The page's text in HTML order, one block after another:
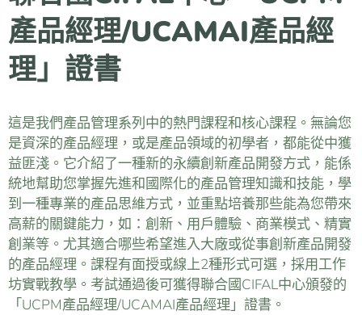
產品經理/UCAMAI產品經
理」證書
這是我們產品管理系列中的熱門課程和核心課程。無論您
是資深的產品經理，或是產品領域的初學者，都能從中獲
益匪淺。它介紹了一種新的永續創新產品開發方式，能係
統地幫助您掌握先進和國際化的產品管理知識和技能，學
到一種專業的產品思維方式，並重點培養那些能為您帶來
高薪的關鍵能力，如：創新、用戶體驗、商業模式、精實
創業等。尤其適合哪些希望進入大廠或從事創新產品開發
的產品經理。課程有面授或線上2種形式可選，採用工作
坊實戰教學。考試通過後可獲得聯合國CIFAL中心頒發的
「UCPM產品經理/UCAMAI產品經理」證書。